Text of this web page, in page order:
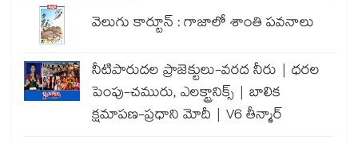
వెలుగు కార్టూన్ : గాజాలో శాంతి పవనాలు
నీటిపారుదల ప్రాజెక్టులు-వరద నీరు | ధరల
పెంపు-చమురు, ఎలక్ట్రానిక్స్ | బాలిక
క్షమాపణ-ప్రధాని మోదీ | V6 తీన్మార్